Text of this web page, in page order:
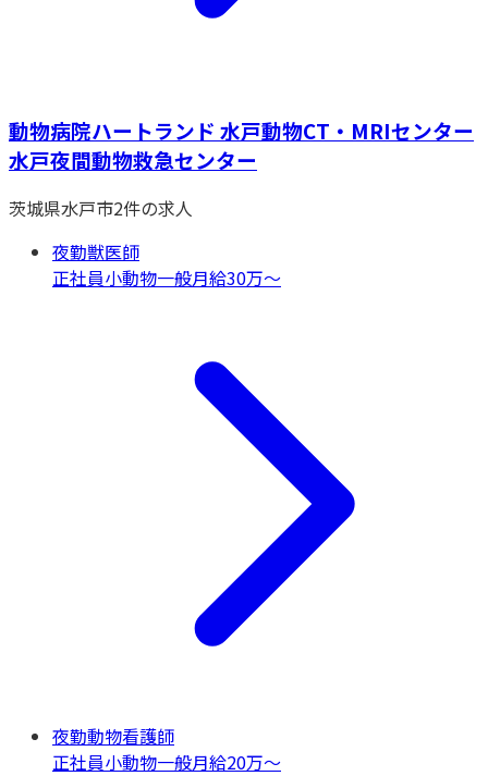
動物病院ハートランド 水戸動物CT・MRIセンター
水戸夜間動物救急センター
茨城県水戸市2件の求人
夜勤獣医師
正社員小動物一般月給30万〜
夜勤動物看護師
正社員小動物一般月給20万〜